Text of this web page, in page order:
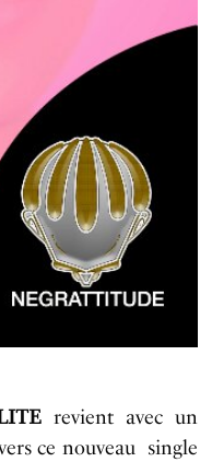
revient avec un
ce nouveau single